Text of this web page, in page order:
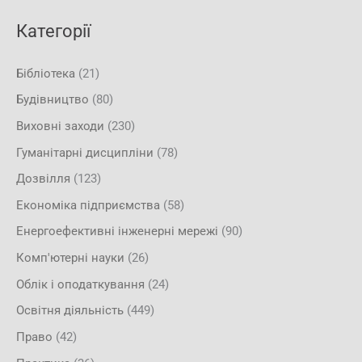
Категорії
Бібліотека (21)
Будівництво (80)
Виховні заходи (230)
Гуманітарні дисципліни (78)
Дозвілля (123)
Економіка підприємства (58)
Енергоефективні інженерні мережі (90)
Комп'ютерні науки (26)
Облік і оподаткування (24)
Освітня діяльність (449)
Право (42)